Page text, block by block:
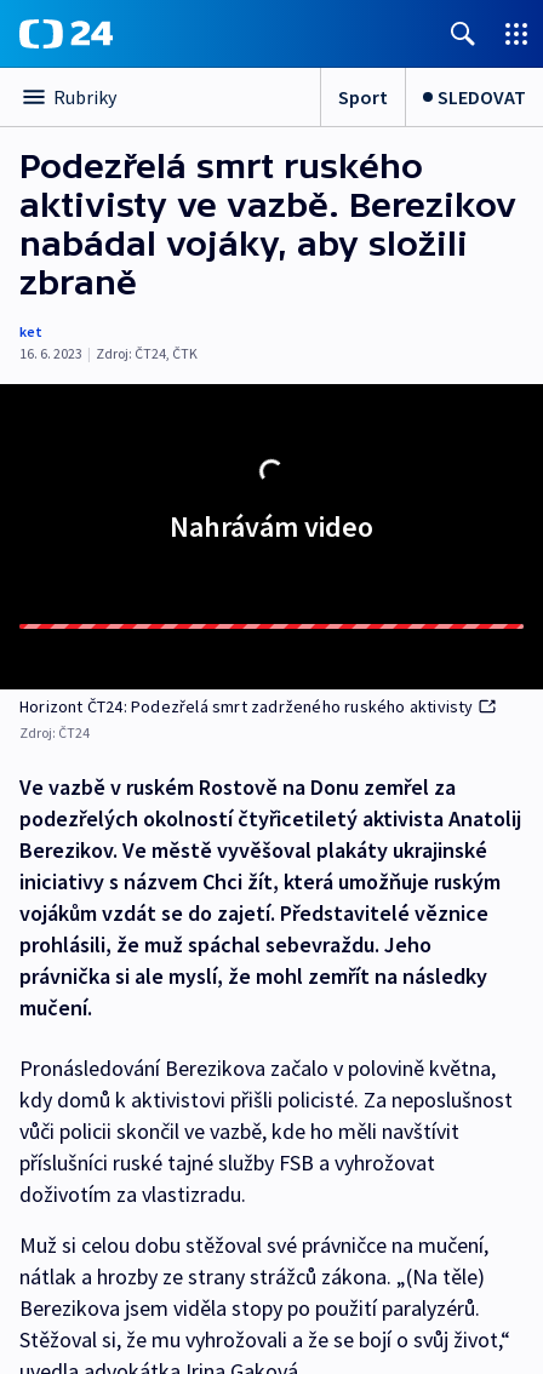
Rubriky Sport SLEDOVAT
Podezřelá smrt ruského
aktivisty ve vazbě. Berezikov
nabádal vojáky, aby složili
zbraně
ket
16. 6. 2023 | Zdroj: ČT24, ČTK
Nahrávám video
Horizont ČT24: Podezřelá smrt zadrženého ruského aktivisty
Zdroj: ČT24
Ve vazbě v ruském Rostově na Donu zemřel za
podezřelých okolností čtyřicetiletý aktivista Anatolij
Berezikov. Ve městě vyvěšoval plakáty ukrajinské
iniciativy s názvem Chci žít, která umožňuje ruským
vojákům vzdát se do zajetí. Představitelé věznice
prohlásili, že muž spáchal sebevraždu. Jeho
právnička si ale myslí, že mohl zemřít na následky
mučení.
Pronásledování Berezikova začalo v polovině května,
kdy domů k aktivistovi přišli policisté. Za neposlušnost
vůči policii skončil ve vazbě, kde ho měli navštívit
příslušníci ruské tajné služby FSB a vyhrožovat
doživotím za vlastizradu.
Muž si celou dobu stěžoval své právničce na mučení,
nátlak a hrozby ze strany strážců zákona. „(Na těle)
Berezikova jsem viděla stopy po použití paralyzérů.
Stěžoval si, že mu vyhrožovali a že se bojí o svůj život,“